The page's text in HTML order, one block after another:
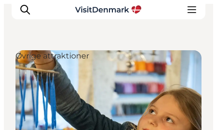
Inspiration
Destinationer
Oplevelser
Overnatning
Øvrige attraktioner